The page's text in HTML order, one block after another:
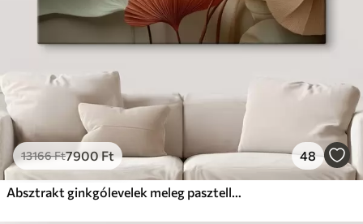
13166Ft7900Ft 48
Absztrakt ginkgólevelek meleg pasztell színekben